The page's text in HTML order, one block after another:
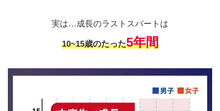
実は…成長のラストスパートは
10~15歳のたった5年間